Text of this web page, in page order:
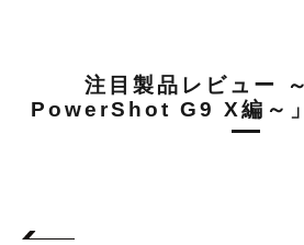
注目製品レビュー
PowerShot G9 X編～